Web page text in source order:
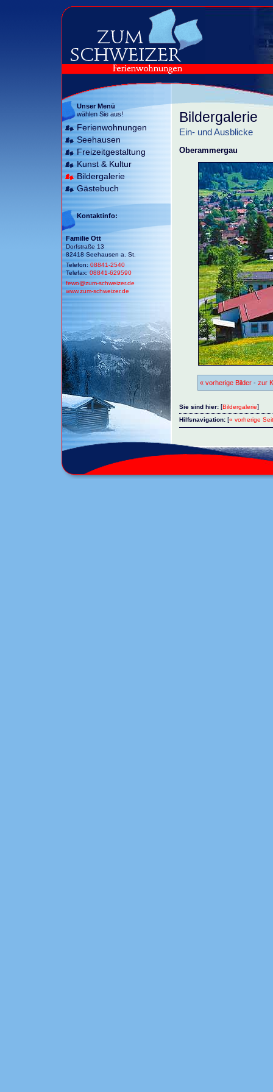
Unser Menü
wählen Sie aus!
Ferienwohnungen
Seehausen
Freizeitgestaltung
Kunst & Kultur
Bildergalerie
Gästebuch
Kontaktinfo:
Familie Ott
Dorfstraße 13
82418 Seehausen a. St.
Telefon:08841-2540
Telefax:08841-629590
fewo@zum-schweizer.de
www.zum-schweizer.de
Bildergalerie
Ein- und Ausblicke
Oberammergau
« vorherige Bilder - zur
Sie sind hier: [Bildergalerie]
Hilfsnavigation: [« vorherige